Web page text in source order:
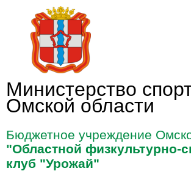
Перейти к основному содержанию
Министерство
Омской области
Бюджетное учреждение
"Областной физкультурно-
клуб "Урожай"